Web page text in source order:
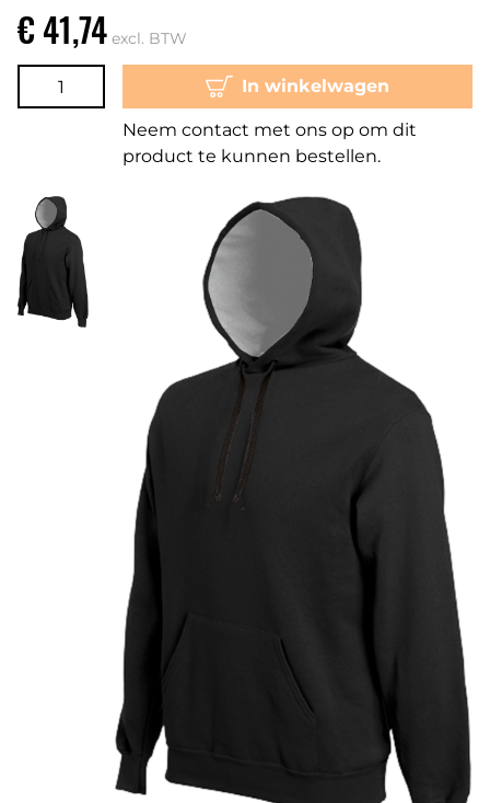
€ 41,74 excl. BTW
In winkelwagen
Neem contact met ons op om dit
product te kunnen bestellen.